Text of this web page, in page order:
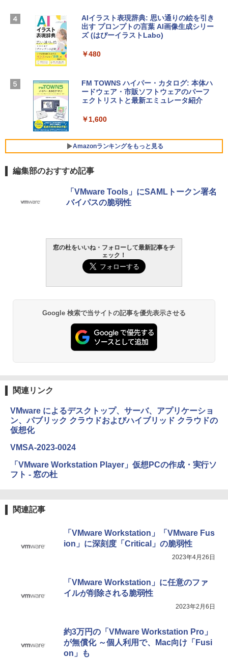
ームカメラ、日本語キーボード、Touch I
D - ミッドナイト
ン 15-fd 15.6インチ 16GBメモリ 512GB
SSD インテル Core 5
FMV ノートパソコン WE1-K3 (MS 365 P
ersonal/Copilotキー搭載/Win 11/15.6型/
Core i5/16GB/SSD 512GB/ホワイト) FM
Microsoft Office Home & Business 202
4(最新 永続版)|オンラインコード版|Wind
Windows版 | Minecraft (マインクラフ
ト): Java & Bedrock Edition | オンライ
AIイラスト表現辞典: 思い通りの絵を引き
出す プロンプトの言葉 AI画像生成シリー
ズ (はぴーイラストLabo)
￥480
FM TOWNS ハイパー・カタログ: 本体ハ
ードウェア・市販ソフトウェアのパーフ
ェクトリストと最新エミュレータ紹介
￥1,600
Amazonランキングをもっと見る
Amazon Kindle - 目に優しい、かさばら
ない、大きな画面で読みやすい、6週間持
続バッテリー、6インチディスプレイ電子
￥16,980
Kindle Paperwhite シグニチャーエディ
るさ自動調整、色調調節ライト、12週間
￥27,980
Amazon Kindle Paperwhite (16GB) 7イ
ンチディスプレイ、色調調節ライト、12
Amazon Kindle Colorsoft | 16GBストレ
売)
レージ、ノート機能搭載、明るさ自動調
整、色調調節ライト、プレミアムペン付
き、グラファイト
編集部のおすすめ記事
「VMware Tools」にSAMLトークン署名
バイパスの脆弱性
窓の杜をいいね・フォローして最新記事をチ
ェック！
Google 検索で当サイトの記事を優先表示させる
関連リンク
VMware によるデスクトップ、サーバ、アプリケーショ
ン、パブリック クラウドおよびハイブリッド クラウドの
仮想化
VMSA-2023-0024
「VMware Workstation Player」仮想PCの作成・実行ソ
フト - 窓の杜
関連記事
「VMware Workstation」「VMware Fus
ion」に深刻度「Critical」の脆弱性
2023年4月26日
「VMware Workstation」に任意のファ
イルが削除される脆弱性
2023年2月6日
約3万円の「VMware Workstation Pro」
が無償化 ～個人利用で、Mac向け「Fusi
on」も